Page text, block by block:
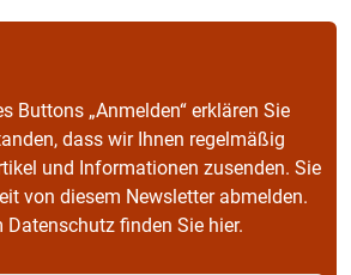
Buttons „Anmelden“ erklären Sie
dass wir Ihnen regelmäßig
und Informationen zusenden. Sie
von diesem Newsletter abmelden.
finden Sie hier.